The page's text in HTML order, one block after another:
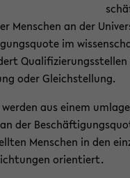
Men­schen an der
im
oder Gleich­stel­lung.
aus einem
der
Men­schen in den
ori­en­tiert.